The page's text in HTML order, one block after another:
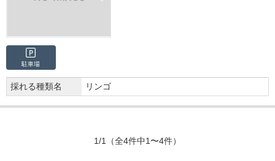
駐車場
採れる種類名 リンゴ
1/1 （全4件中1〜4件）